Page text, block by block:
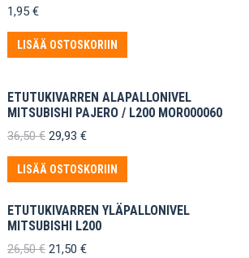
1,95 €
LISÄÄ OSTOSKORIIN
ETUTUKIVARREN ALAPALLONIVEL
MITSUBISHI PAJERO / L200 MOR000060
36,50€ Alkuperäinen
oli:
36,50 €.
29,93 €Nykyinen
on:
29,93 €.
LISÄÄ OSTOSKORIIN
ETUTUKIVARREN YLÄPALLONIVEL
MITSUBISHI L200
26,50€ Alkuperäinen
21,50 €Nykyinen